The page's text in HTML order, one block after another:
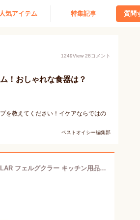
人気アイテム 特集記事 質問
1249View 28コメント
！おしゃれな食器は？
を教えてください！イケアならではの
ベストオイシー編集部
IKEA イケア 食器10点セット マット グリーン m00572438 FARGKLAR フェルグクラー キッチン用品 食器 調理器具 食器 カトラリー グラス 食器 食器セット おしゃれ シンプル 北欧 かわいい